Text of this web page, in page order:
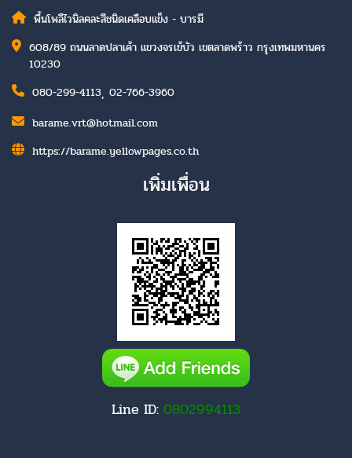
พื้นโพลีไวนิลคละสีชนิดเคลือบแข็ง - บารมี
608/89 ถนนลาดปลาเค้า แขวงจรเข้บัว เขตลาดพร้าว กรุงเทพมหานคร
10230
080-299-4113, 02-766-3960
barame.vrt@hotmail.com
https://barame.yellowpages.co.th
เพิ่มเพื่อน
Line ID: 0802994113